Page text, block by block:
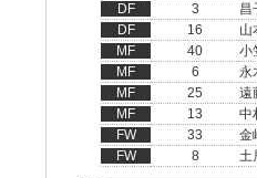
DF
3
DF
16
MF
40
小
MF
6
MF
25
MF
13
FW
33
金
FW
8